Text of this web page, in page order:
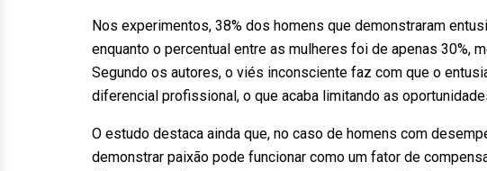
Nos experimentos, 38% dos homens que demonstraram
enquanto o percentual entre as mulheres foi de apenas 30%,
Segundo os autores, o viés inconsciente faz com que o
diferencial profissional, o que acaba limitando as
O estudo destaca ainda que, no caso de homens com
demonstrar paixão pode funcionar como um fator de